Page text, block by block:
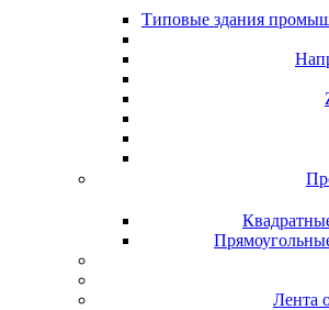
Типовые здания
Лента